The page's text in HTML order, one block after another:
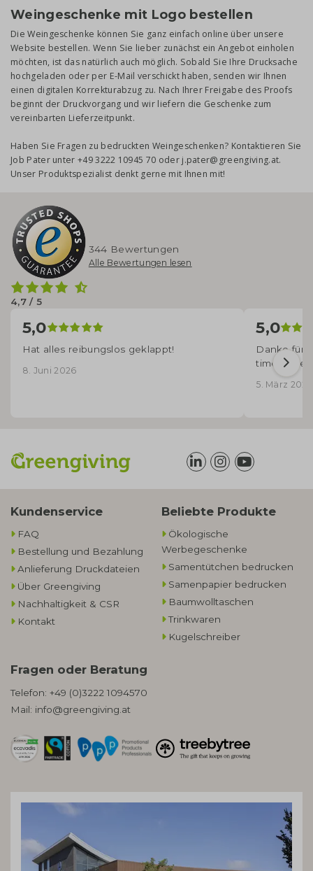
Weingeschenke mit Logo bestellen
Die Weingeschenke können Sie ganz einfach online über unsere
Website bestellen. Wenn Sie lieber zunächst ein Angebot einholen
möchten, ist das natürlich auch möglich. Sobald Sie Ihre Drucksache
hochgeladen oder per E-Mail verschickt haben, senden wir Ihnen
einen digitalen Korrekturabzug zu. Nach Ihrer Freigabe des Proofs
beginnt der Druckvorgang und wir liefern die Geschenke zum
vereinbarten Lieferzeitpunkt.
Haben Sie Fragen zu bedruckten Weingeschenken? Kontaktieren Sie
Job Pater unter +49 3222 10945 70 oder j.pater@greengiving.at.
Unser Produktspezialist denkt gerne mit Ihnen mit!
4,7 / 5
344 Bewertungen
Alle Bewertungen lesen
5,0
Hat alles reibungslos geklappt!
8. Juni 2026
5,0
Danke für
time
5. März 2026
Kundenservice
FAQ
Bestellung und Bezahlung
Anlieferung Druckdateien
Über Greengiving
Nachhaltigkeit & CSR
Kontakt
Beliebte Produkte
Ökologische
Werbegeschenke​
Samentütchen bedrucken
Samenpapier bedrucken
Baumwolltaschen​
Trinkwaren
Kugelschreiber
Fragen oder Beratung
Telefon: +49 (0)3222 1094570
Mail: info@greengiving.at